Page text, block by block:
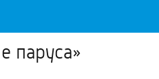
паруса»